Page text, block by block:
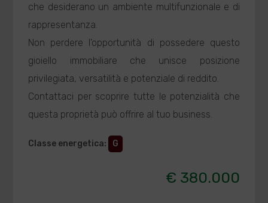
che desiderano un ambiente multifunzionale e di
rappresentanza.
Non perdere l'opportunità di possedere questo
gioiello immobiliare che unisce posizione
privilegiata, versatilità e potenziale di reddito.
Contattaci per scoprire tutte le potenzialità che
questa proprietà può offrire al tuo business.
Classe energetica: G
€ 380.000